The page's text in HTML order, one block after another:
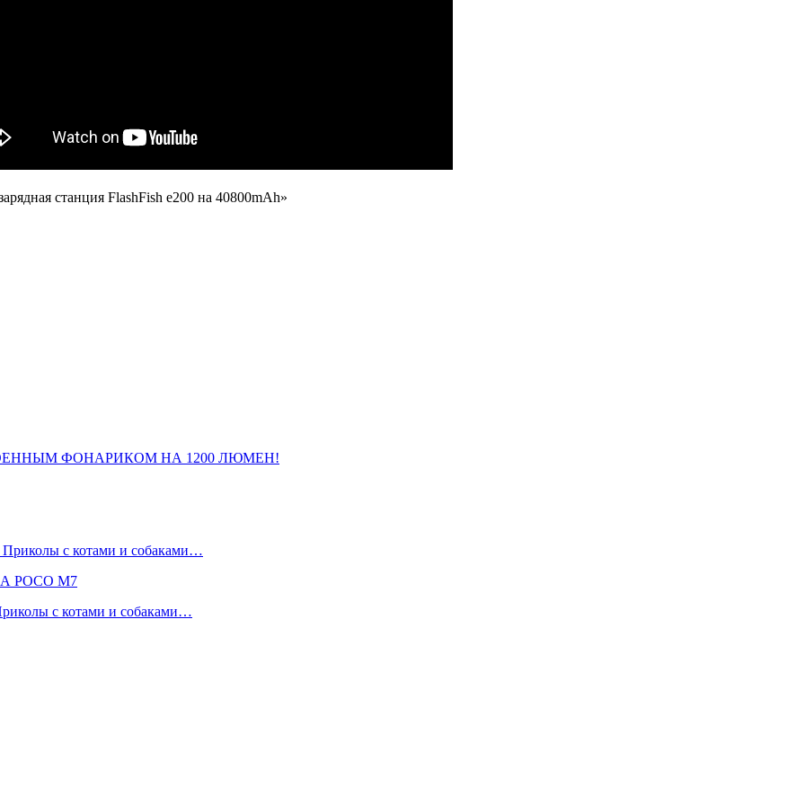
станция FlashFish e200 на 40800mAh»
ФОНАРИКОМ НА 1200 ЛЮМЕН!
Приколы с котами и собаками…
M7
с котами и собаками…